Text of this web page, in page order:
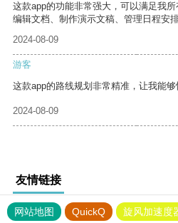
这款app的功能非常强大，可以满足我
编辑文档、制作演示文稿、管理日程安排
2024-08-09
游客
这款app的路线规划非常精准，让我能够
2024-08-09
友情链接
网站地图 QuickQ 旋风加速度